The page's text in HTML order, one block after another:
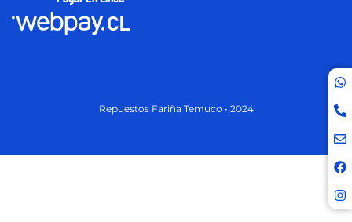
Repuestos Fariña Temuco • 2024